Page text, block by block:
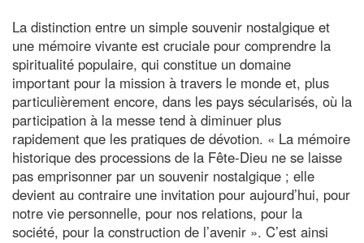
La distinction entre un simple souvenir nostalgique et
une mémoire vivante est cruciale pour comprendre la
spiritualité populaire, qui constitue un domaine
important pour la mission à travers le monde et, plus
particulièrement encore, dans les pays sécularisés, où la
participation à la messe tend à diminuer plus
rapidement que les pratiques de dévotion. « La mémoire
historique des processions de la Fête-Dieu ne se laisse
pas emprisonner par un souvenir nostalgique ; elle
devient au contraire une invitation pour aujourd’hui, pour
notre vie personnelle, pour nos relations, pour la
société, pour la construction de l’avenir ». C’est ainsi